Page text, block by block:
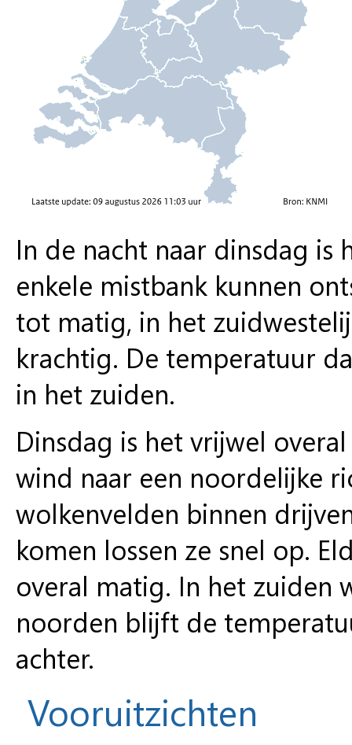
In de nacht naar dinsdag
enkele mistbank kunnen
tot matig, in het
krachtig. De temperatuur
in het zuiden.
Dinsdag is het vrijwel
wind naar een noordelijke
wolkenvelden binnen
komen lossen ze snel op.
overal matig. In het zuiden
noorden blijft de
achter.
Vooruitzichten